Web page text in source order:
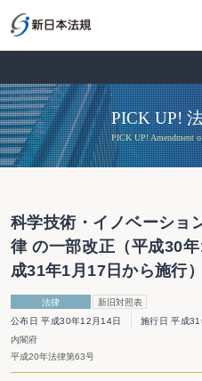
PICK UP!
PICK UP! Amendment
科学技術・イノベーショ
律 の一部改正（平成30
成31年1月17日から施行）
法律
新旧対照表
公布日 平成30年12月14日
施行日 平成
内閣府
平成20年法律第63号